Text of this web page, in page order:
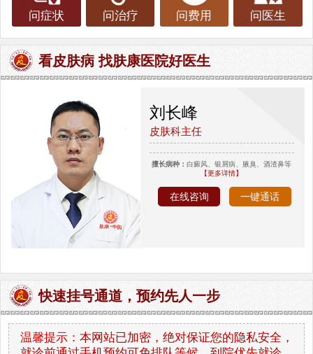
问症状 问治疗 问费用 问医生
看皮肤病 找肤康医院好医生
刘长峰
皮肤科主任
擅长病种：白癜风、银屑病、腋臭、酒渣鼻等
【更多详情】
在线咨询 一键通话
快速挂号通道，预约先人一步
温馨提示： 本网站已加密，绝对保证您的隐私安全，